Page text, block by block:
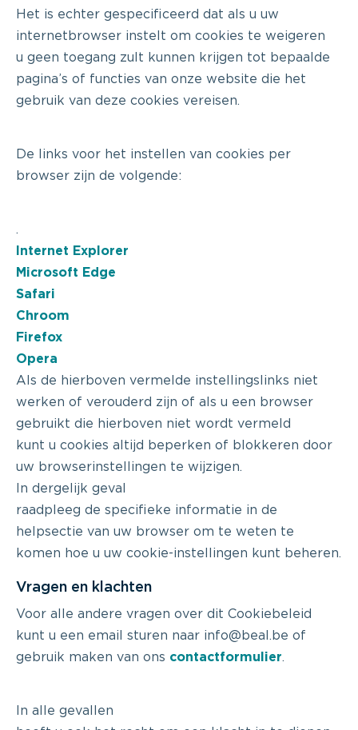
Het is echter gespecificeerd dat als u uw
internetbrowser instelt om cookies te weigeren
u geen toegang zult kunnen krijgen tot bepaalde
pagina’s of functies van onze website die het
gebruik van deze cookies vereisen.
De links voor het instellen van cookies per
browser zijn de volgende:
.
Internet Explorer
Microsoft Edge
Safari
Chroom
Firefox
Opera
Als de hierboven vermelde instellingslinks niet
werken of verouderd zijn of als u een browser
gebruikt die hierboven niet wordt vermeld
kunt u cookies altijd beperken of blokkeren door
uw browserinstellingen te wijzigen.
In dergelijk geval
raadpleeg de specifieke informatie in de
helpsectie van uw browser om te weten te
komen hoe u uw cookie-instellingen kunt beheren.
Vragen en klachten
Voor alle andere vragen over dit Cookiebeleid
kunt u een email sturen naar info@beal.be of
gebruik maken van ons contactformulier.
In alle gevallen